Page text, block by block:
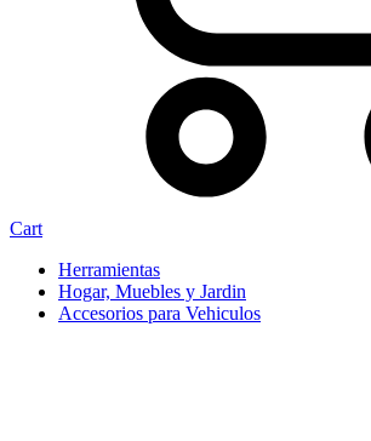
Cart
Herramientas
Hogar, Muebles y Jardin
Accesorios para Vehiculos